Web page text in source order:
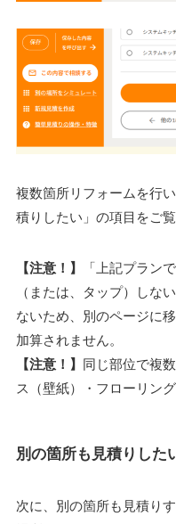
複数箇所リフォームを行
積りしたい」の項目をご覧
【注意！】
「上記プラン
（または、タップ）しな
ないため、別のページに
加算されません。
【注意！】 同じ部位で複
ス（壁紙）・フローリン
別の箇所も見積りした
次に、別の箇所も見積り